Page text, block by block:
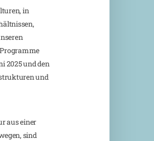
in
2025 und den
und
aus einer
sind